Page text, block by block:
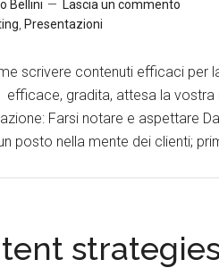
Bellini
Lascia un commento
Presentazioni
scrivere contenuti efficaci per
gradita, attesa la vostra
Farsi notare e aspettare
posto nella mente dei clienti;